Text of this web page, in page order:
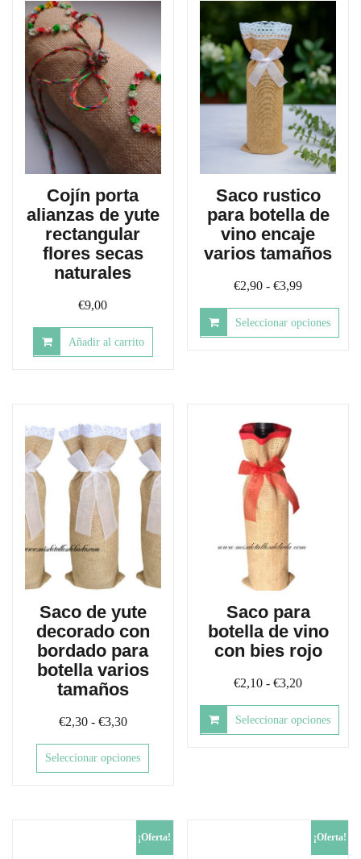
Cojín porta
alianzas de yute
rectangular
flores secas
naturales
€9,00
Añadir al carrito
Saco rustico
para botella de
vino encaje
varios tamaños
€2,90 - €3,99Rango
de
precios:
Seleccionar opciones
Las
opciones
se
pueden
elegir
la
de
producto
Saco de yute
decorado con
bordado para
botella varios
tamaños
€2,30 - €3,30Rango
de
precios:
hasta
€3,30
Seleccionar opciones
variantes.
Las
Saco para
botella de vino
con bies rojo
€2,10 - €3,20Rango
de
precios:
Seleccionar opciones
¡Oferta! ¡Oferta!